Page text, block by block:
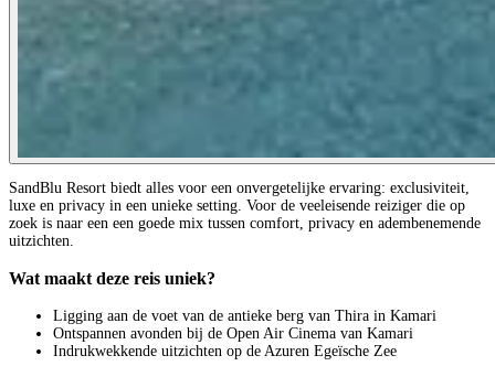
SandBlu Resort biedt alles voor een onvergetelijke ervaring: exclusiviteit,
luxe en privacy in een unieke setting. Voor de veeleisende reiziger die op
zoek is naar een een goede mix tussen comfort, privacy en adembenemende
uitzichten.
Wat maakt deze reis uniek?
Ligging aan de voet van de antieke berg van Thira in Kamari
Ontspannen avonden bij de Open Air Cinema van Kamari
Indrukwekkende uitzichten op de Azuren Egeïsche Zee